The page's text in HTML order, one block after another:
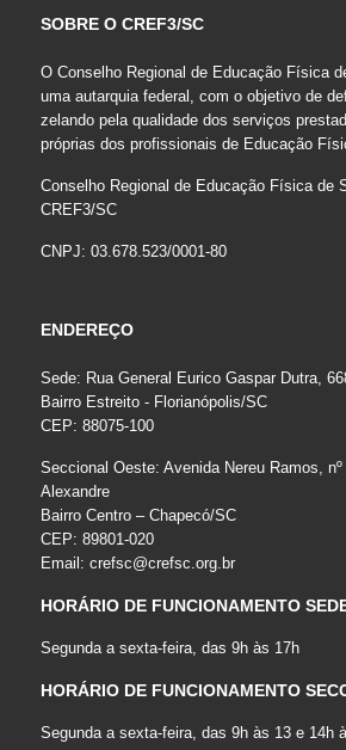
SOBRE O CREF3/SC
O Conselho Regional de Educação Física
uma autarquia federal, com o objetivo de
zelando pela qualidade dos serviços
próprias dos profissionais de Educação
Conselho Regional de Educação Física de
CREF3/SC
CNPJ: 03.678.523/0001-80
ENDEREÇO
Sede: Rua General Eurico Gaspar Dutra,
Bairro Estreito - Florianópolis/SC
CEP: 88075-100
Seccional Oeste: Avenida Nereu Ramos,
Alexandre
Bairro Centro – Chapecó/SC
CEP: 89801-020
Email: crefsc@crefsc.org.br
HORÁRIO DE FUNCIONAMENTO
Segunda a sexta-feira, das 9h às 17h
HORÁRIO DE FUNCIONAMENTO
Segunda a sexta-feira, das 9h às 13 e 14h